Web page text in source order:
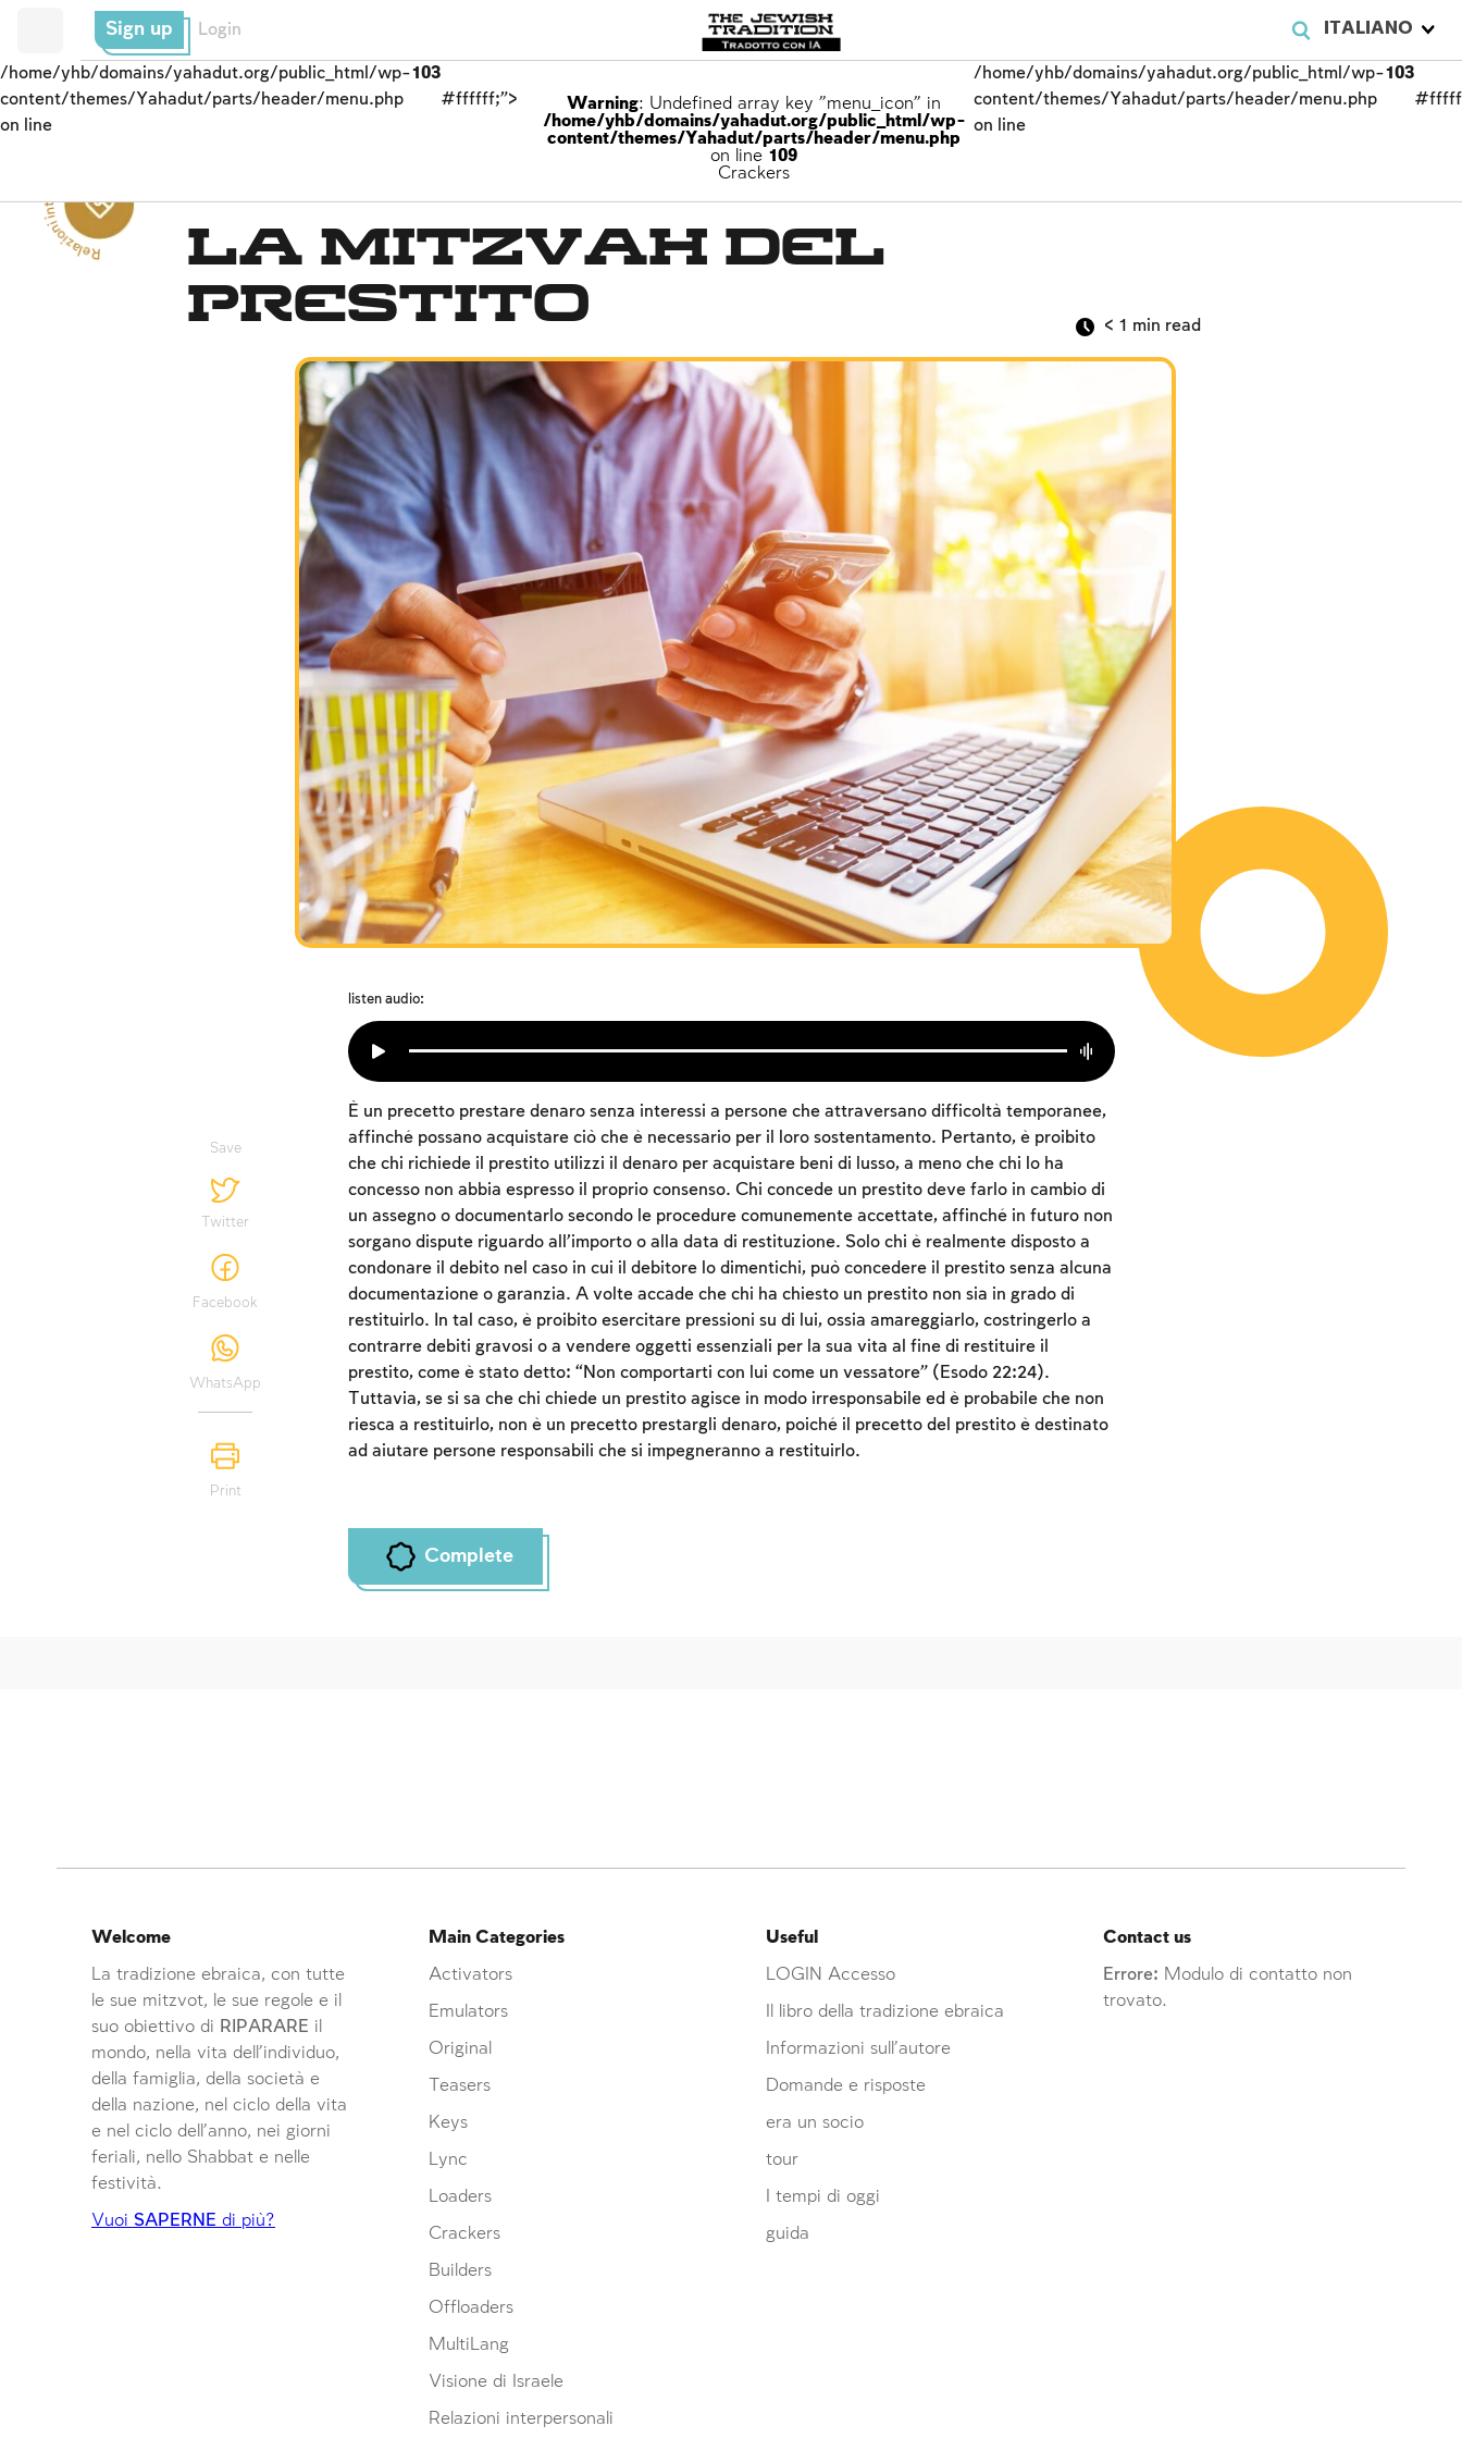
ITALIANO
Sign up Login
/home/yhb/domains/yahadut.org/public_html/wp-
content/themes/Yahadut/parts/header/menu.php
on line
103
#ffffff;">
Warning: Undefined array key "menu_icon" in
/home/yhb/domains/yahadut.org/public_html/wp-
content/themes/Yahadut/parts/header/menu.php
on line 109
Crackers
/home/yhb/domains/yahadut.org/public_html/wp-
content/themes/Yahadut/parts/header/menu.php
on line
103
Rel
a
zi
o
ni
i
n
t
e
r
p
e
r
s
La mitzvah del
prestito
< 1 min read
listen audio:
Save
Twitter
Facebook
WhatsApp
Print
È un precetto prestare denaro senza interessi a persone che attraversano difficoltà temporanee,
affinché possano acquistare ciò che è necessario per il loro sostentamento. Pertanto, è proibito
che chi richiede il prestito utilizzi il denaro per acquistare beni di lusso, a meno che chi lo ha
concesso non abbia espresso il proprio consenso. Chi concede un prestito deve farlo in cambio di
un assegno o documentarlo secondo le procedure comunemente accettate, affinché in futuro non
sorgano dispute riguardo all’importo o alla data di restituzione. Solo chi è realmente disposto a
condonare il debito nel caso in cui il debitore lo dimentichi, può concedere il prestito senza alcuna
documentazione o garanzia. A volte accade che chi ha chiesto un prestito non sia in grado di
restituirlo. In tal caso, è proibito esercitare pressioni su di lui, ossia amareggiarlo, costringerlo a
contrarre debiti gravosi o a vendere oggetti essenziali per la sua vita al fine di restituire il
prestito, come è stato detto: “Non comportarti con lui come un vessatore” (Esodo 22:24).
Tuttavia, se si sa che chi chiede un prestito agisce in modo irresponsabile ed è probabile che non
riesca a restituirlo, non è un precetto prestargli denaro, poiché il precetto del prestito è destinato
ad aiutare persone responsabili che si impegneranno a restituirlo.
Complete
Account required
To mark concepts as learned, you'll need to create
an account or log in.
Sign up Login
Contact us
Errore: Modulo di contatto non
trovato.
Useful
LOGIN Accesso
Il libro della tradizione ebraica
Informazioni sull’autore
Domande e risposte
era un socio
tour
I tempi di oggi
guida
Main Categories
Activators
Emulators
Original
Teasers
Keys
Lync
Loaders
Crackers
Builders
Offloaders
MultiLang
Visione di Israele
Relazioni interpersonali
Welcome
La tradizione ebraica, con tutte
le sue mitzvot, le sue regole e il
suo obiettivo di RIPARARE il
mondo, nella vita dell’individuo,
della famiglia, della società e
della nazione, nel ciclo della vita
e nel ciclo dell’anno, nei giorni
feriali, nello Shabbat e nelle
festività.
Vuoi SAPERNE di più?